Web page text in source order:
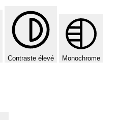
Contraste élevé Monochrome